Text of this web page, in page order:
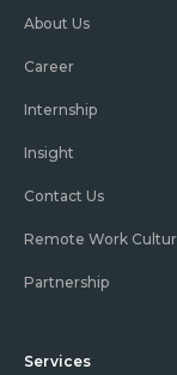
About Us
Career
Internship
Insight
Contact Us
Remote Work
Partnership
Services